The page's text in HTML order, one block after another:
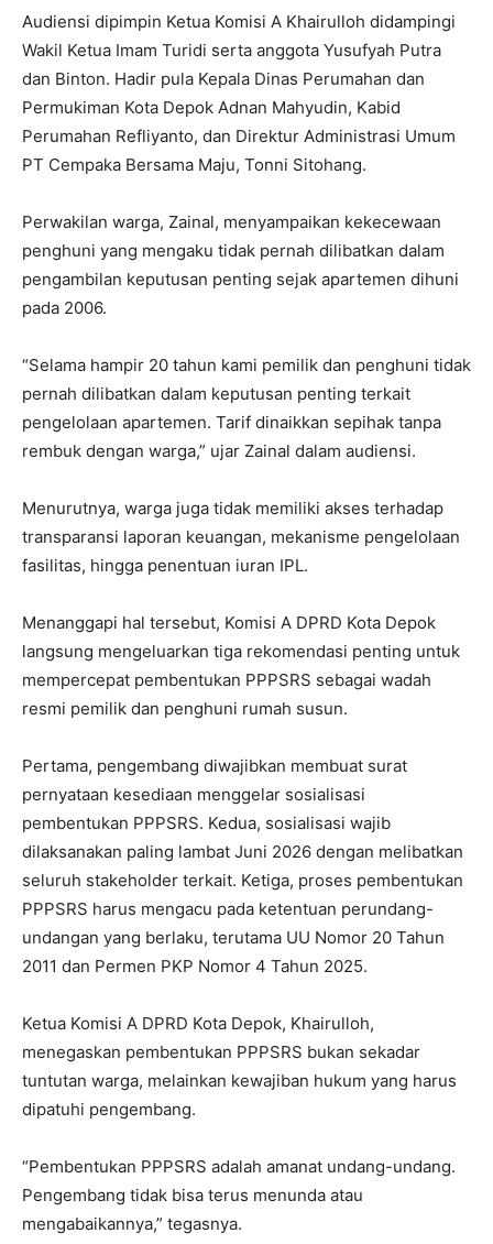
Audiensi dipimpin Ketua Komisi A Khairulloh didampingi
Wakil Ketua Imam Turidi serta anggota Yusufyah Putra
dan Binton. Hadir pula Kepala Dinas Perumahan dan
Permukiman Kota Depok Adnan Mahyudin, Kabid
Perumahan Refliyanto, dan Direktur Administrasi Umum
PT Cempaka Bersama Maju, Tonni Sitohang.
Perwakilan warga, Zainal, menyampaikan kekecewaan
penghuni yang mengaku tidak pernah dilibatkan dalam
pengambilan keputusan penting sejak apartemen dihuni
pada 2006.
“Selama hampir 20 tahun kami pemilik dan penghuni tidak
pernah dilibatkan dalam keputusan penting terkait
pengelolaan apartemen. Tarif dinaikkan sepihak tanpa
rembuk dengan warga,” ujar Zainal dalam audiensi.
Menurutnya, warga juga tidak memiliki akses terhadap
transparansi laporan keuangan, mekanisme pengelolaan
fasilitas, hingga penentuan iuran IPL.
Menanggapi hal tersebut, Komisi A DPRD Kota Depok
langsung mengeluarkan tiga rekomendasi penting untuk
mempercepat pembentukan PPPSRS sebagai wadah
resmi pemilik dan penghuni rumah susun.
Pertama, pengembang diwajibkan membuat surat
pernyataan kesediaan menggelar sosialisasi
pembentukan PPPSRS. Kedua, sosialisasi wajib
dilaksanakan paling lambat Juni 2026 dengan melibatkan
seluruh stakeholder terkait. Ketiga, proses pembentukan
PPPSRS harus mengacu pada ketentuan perundang-
undangan yang berlaku, terutama UU Nomor 20 Tahun
2011 dan Permen PKP Nomor 4 Tahun 2025.
Ketua Komisi A DPRD Kota Depok, Khairulloh,
menegaskan pembentukan PPPSRS bukan sekadar
tuntutan warga, melainkan kewajiban hukum yang harus
dipatuhi pengembang.
“Pembentukan PPPSRS adalah amanat undang-undang.
Pengembang tidak bisa terus menunda atau
mengabaikannya,” tegasnya.